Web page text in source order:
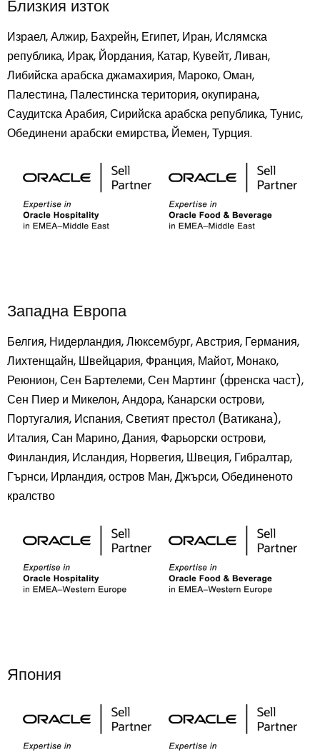
Близкия изток
Израел, Алжир, Бахрейн, Египет, Иран, Ислямска
република, Ирак, Йордания, Катар, Кувейт, Ливан,
Либийска арабска джамахирия, Мароко, Оман,
Палестина, Палестинска територия, окупирана,
Саудитска Арабия, Сирийска арабска република, Тунис,
Обединени арабски емирства, Йемен, Турция.
Западна Европа
Белгия, Нидерландия, Люксембург, Австрия, Германия,
Лихтенщайн, Швейцария, Франция, Майот, Монако,
Реюнион, Сен Бартелеми, Сен Мартинг (френска част),
Сен Пиер и Микелон, Андора, Канарски острови,
Португалия, Испания, Светият престол (Ватикана),
Италия, Сан Марино, Дания, Фарьорски острови,
Финландия, Исландия, Норвегия, Швеция, Гибралтар,
Гърнси, Ирландия, остров Ман, Джърси, Обединеното
кралство
Япония